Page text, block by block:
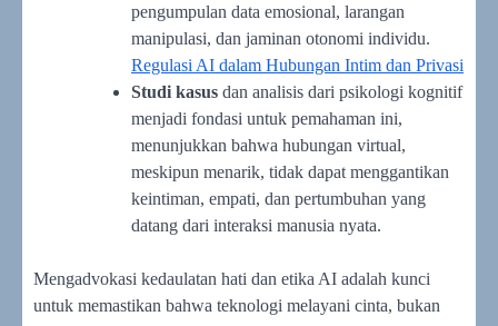
pengumpulan data emosional, larangan
manipulasi, dan jaminan otonomi individu.
Regulasi AI dalam Hubungan Intim dan Privasi
Studi kasus dan analisis dari psikologi kognitif
menjadi fondasi untuk pemahaman ini,
menunjukkan bahwa hubungan virtual,
meskipun menarik, tidak dapat menggantikan
keintiman, empati, dan pertumbuhan yang
datang dari interaksi manusia nyata.
Mengadvokasi kedaulatan hati dan etika AI adalah kunci
untuk memastikan bahwa teknologi melayani cinta, bukan